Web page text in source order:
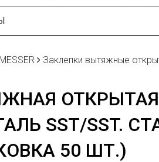
Заклепки вытяжные
ОТКРЫТАЯ
SST/SST.
50 ШТ.)